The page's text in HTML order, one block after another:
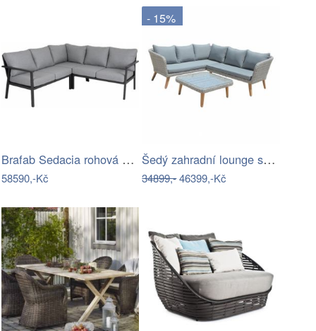
Brafab Sedacia rohová súprava SAMVARO -…
58590,-Kč
- 15%
Šedý zahradní lounge set z umělého…
34899,-46399,-Kč